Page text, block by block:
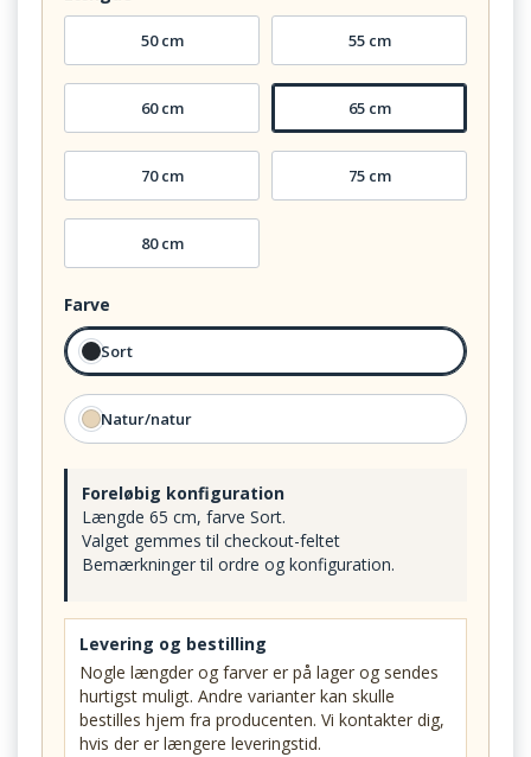
50 cm 55 cm
60 cm 65 cm
70 cm 75 cm
80 cm
Farve
Sort
Natur/natur
Foreløbig konfiguration
Længde 65 cm, farve Sort.
Valget gemmes til checkout-feltet
Bemærkninger til ordre og konfiguration.
Levering og bestilling
Nogle længder og farver er på lager og sendes
hurtigst muligt. Andre varianter kan skulle
bestilles hjem fra producenten. Vi kontakter dig,
hvis der er længere leveringstid.